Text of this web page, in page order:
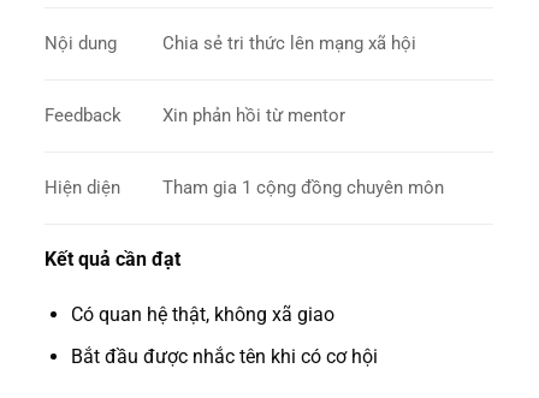
Nội dung Chia sẻ tri thức lên mạng xã hội
Feedback Xin phản hồi từ mentor
Hiện diện Tham gia 1 cộng đồng chuyên môn
Kết quả cần đạt
Có quan hệ thật, không xã giao
Bắt đầu được nhắc tên khi có cơ hội